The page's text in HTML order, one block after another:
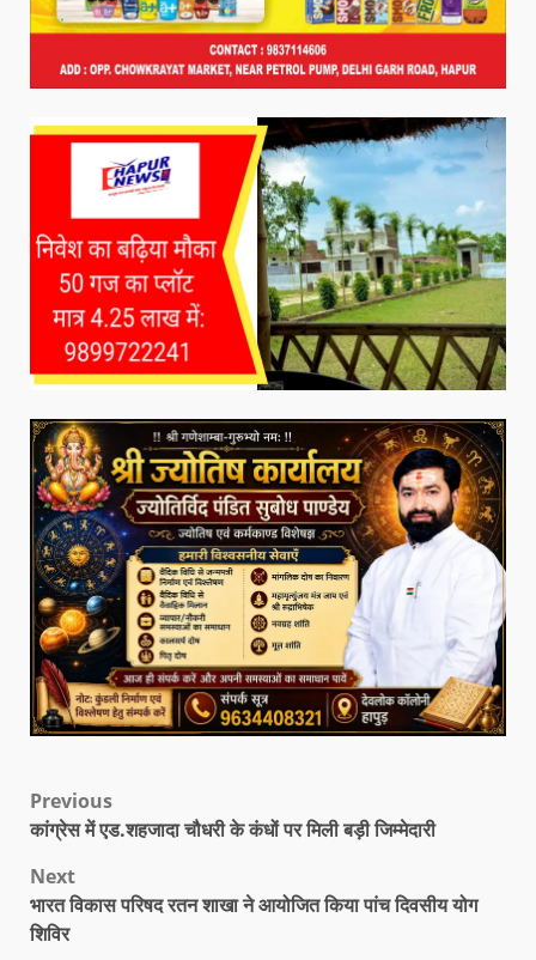
Previous
कांग्रेस में एड.शहजादा चौधरी के कंधों पर मिली बड़ी जिम्मेदारी
Next
भारत विकास परिषद रतन शाखा ने आयोजित किया पांच दिवसीय योग
शिविर